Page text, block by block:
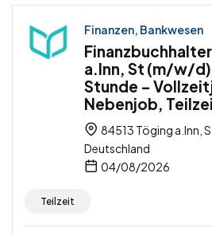
Finanzen, Bankwesen
a.Inn, St (m/w/
Stunde –
Nebenjob,
84513 Töging a.Inn,
Deutschland
04/08/2026
Teilzeit